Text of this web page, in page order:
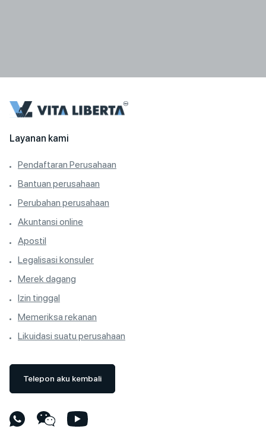
Layanan kami
Pendaftaran Perusahaan
Bantuan perusahaan
Perubahan perusahaan
Akuntansi online
Apostil
Legalisasi konsuler
Merek dagang
Izin tinggal
Memeriksa rekanan
Likuidasi suatu perusahaan
Telepon aku kembali